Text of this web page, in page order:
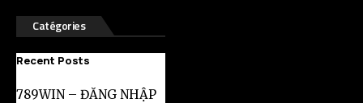
Catégories
Recent Posts
789WIN – ĐĂNG NHẬP